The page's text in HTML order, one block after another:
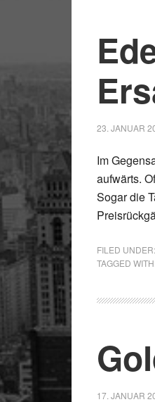
23. JANUAR
Im
aufwärts.
Sogar die
FILED UNDER:
TAGGED
17. JANUAR